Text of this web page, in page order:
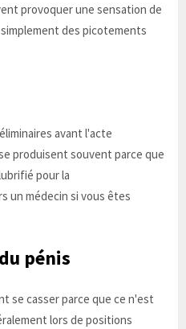
provoquer une sensation de
des picotements
avant l'acte
produisent souvent parce que
pour la
un médecin si vous êtes
pénis
se casser parce que ce n'est
lors de positions